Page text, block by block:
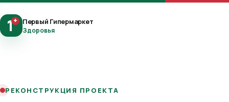
1+ Первый Гипермаркет
Здоровья
РЕКОНСТРУКЦИЯ ПРОЕКТА